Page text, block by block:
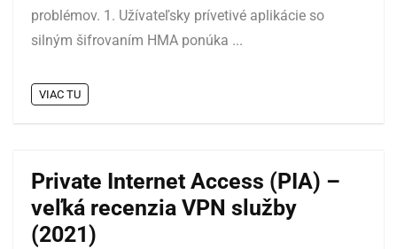
problémov. 1. Užívateľsky prívetivé aplikácie so
silným šifrovaním HMA ponúka ...
VIAC TU
Private Internet Access (PIA) –
veľká recenzia VPN služby
(2021)